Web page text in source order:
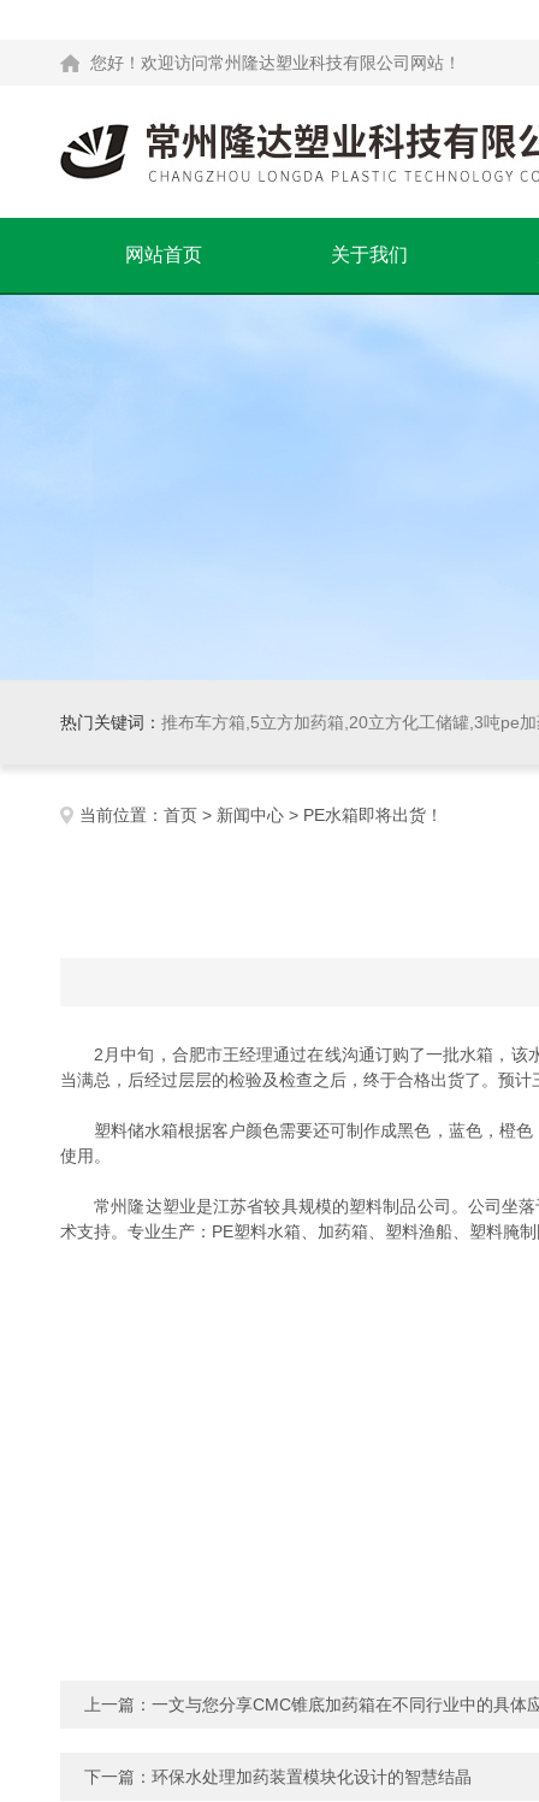
您好！欢迎访问常州隆达塑业科技有限公司网站！
网站首页 关于我们
热门关键词： 推布车方箱,5立方加药箱,20立方化工储罐,3吨pe
当前位置： 首页 > 新闻中心 > PE水箱即将出货！
2月中旬，合肥市王经理通过在线沟通订购了一批水箱，该
当满总，后经过层层的检验及检查之后，终于合格出货了。预计
塑料储水箱根据客户颜色需要还可制作成黑色，蓝色，橙色
使用。
常州隆达塑业是江苏省较具规模的塑料制品公司。公司坐落
术支持。专业生产：PE塑料水箱、加药箱、塑料渔船、塑料腌
上一篇： 一文与您分享CMC锥底加药箱在不同行业中的具体
下一篇： 环保水处理加药装置模块化设计的智慧结晶